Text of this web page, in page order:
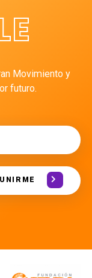
Movimiento y
futuro.
UNIRME